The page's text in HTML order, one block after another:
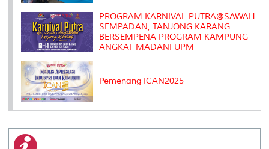
PROGRAM KARNIVAL PUTRA@SAWAH
SEMPADAN, TANJONG KARANG
BERSEMPENA PROGRAM KAMPUNG
ANGKAT MADANI UPM
Pemenang ICAN2025